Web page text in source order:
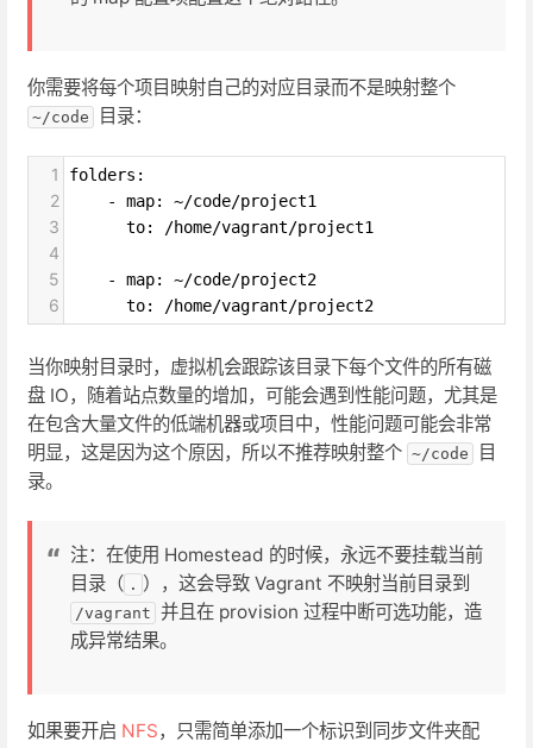
你需要将每个项目映射自己的对应目录而不是映射整个
~/code 目录：
1 folders:
2
    - map: ~/code/project1
3
      to: /home/vagrant/project1
4
5
    - map: ~/code/project2
6
      to: /home/vagrant/project2
当你映射目录时，虚拟机会跟踪该目录下每个文件的所有磁
盘 IO，随着站点数量的增加，可能会遇到性能问题，尤其是
在包含大量文件的低端机器或项目中，性能问题可能会非常
明显，这是因为这个原因，所以不推荐映射整个 ~/code
目
录。
注：在使用 Homestead 的时候，永远不要挂载当前
目录（ . ），这会导致 Vagrant 不映射当前目录到
/vagrant 并且在 provision 过程中断可选功能，造
成异常结果。
如果要开启 NFS，只需简单添加一个标识到同步文件夹配